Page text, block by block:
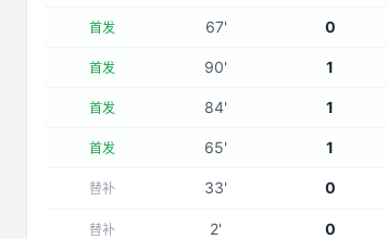
首发 67' 0
首发 90' 1
首发 84' 1
首发 65' 1
替补 33' 0
替补 2' 0